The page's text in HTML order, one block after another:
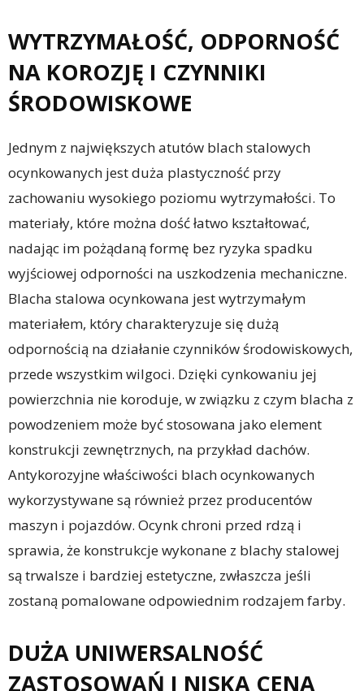
WYTRZYMAŁOŚĆ, ODPORNOŚĆ
NA KOROZJĘ I CZYNNIKI
ŚRODOWISKOWE
Jednym z największych atutów blach stalowych
ocynkowanych jest duża plastyczność przy
zachowaniu wysokiego poziomu wytrzymałości. To
materiały, które można dość łatwo kształtować,
nadając im pożądaną formę bez ryzyka spadku
wyjściowej odporności na uszkodzenia mechaniczne.
Blacha stalowa ocynkowana jest wytrzymałym
materiałem, który charakteryzuje się dużą
odpornością na działanie czynników środowiskowych,
przede wszystkim wilgoci. Dzięki cynkowaniu jej
powierzchnia nie koroduje, w związku z czym blacha z
powodzeniem może być stosowana jako element
konstrukcji zewnętrznych, na przykład dachów.
Antykorozyjne właściwości blach ocynkowanych
wykorzystywane są również przez producentów
maszyn i pojazdów. Ocynk chroni przed rdzą i
sprawia, że konstrukcje wykonane z blachy stalowej
są trwalsze i bardziej estetyczne, zwłaszcza jeśli
zostaną pomalowane odpowiednim rodzajem farby.
DUŻA UNIWERSALNOŚĆ
ZASTOSOWAŃ I NISKA CENA